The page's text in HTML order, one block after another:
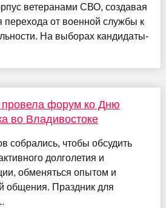
ветеранами СВО, создавая
перехода от военной службы к
На выборах кандидаты-
форум ко Дню
во Владивостоке
собрались, чтобы обсудить
долголетия и
обменяться опытом и
общения. Праздник для